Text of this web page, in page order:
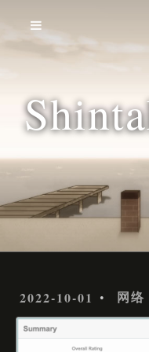
2022-10-01 网络
Home
Archives